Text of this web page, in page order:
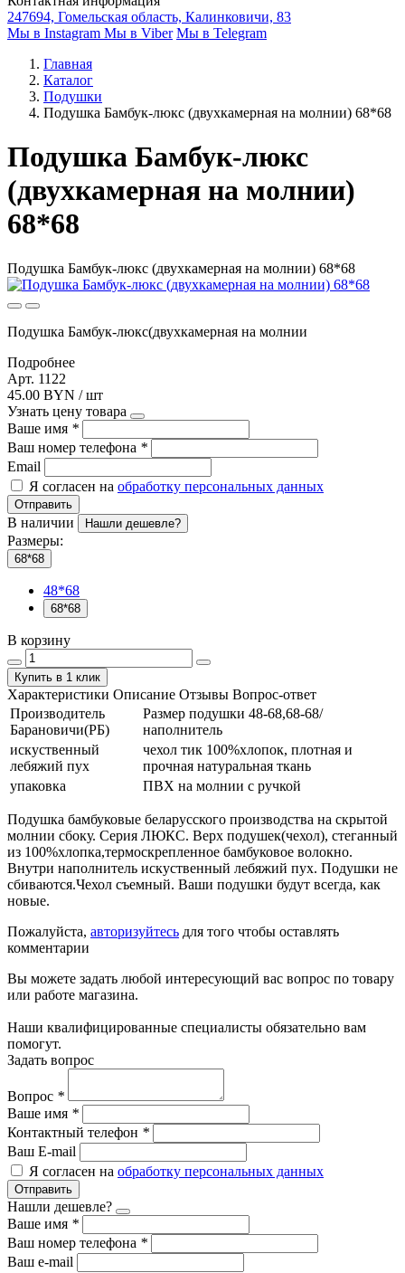
247694, Гомельская область, Калинковичи, 83
Мы в Instagram Мы в Viber Мы в Telegram
Главная
Каталог
Подушки
Подушка Бамбук-люкс (двухкамерная на молнии) 68*68
Подушка Бамбук-люкс
(двухкамерная на молнии)
68*68
Подушка Бамбук-люкс (двухкамерная на молнии) 68*68
Подушка Бамбук-люкс(двухкамерная на молнии
Подробнее
Арт. 1122
45.00 BYN / шт
Узнать цену товара
Ваше имя *
Ваш номер телефона *
Email
Я согласен на обработку персональных данных
Отправить
В наличии Нашли дешевле?
Размеры:
68*68
48*68
68*68
В корзину
Купить в 1 клик
Характеристики Описание Отзывы Вопрос-ответ
Производитель
Барановичи(РБ)
Размер подушки 48-68,68-68/
наполнитель
искуственный
лебяжий пух
чехол тик 100%хлопок, плотная и
прочная натуральная ткань
упаковка
ПВХ на молнии с ручкой
Подушка бамбуковые беларусского производства на скрытой
молнии сбоку. Серия ЛЮКС. Верх подушек(чехол), стеганный
из 100%хлопка,термоскрепленное бамбуковое волокно.
Внутри наполнитель искуственный лебяжий пух. Подушки не
сбиваются.Чехол съемный. Ваши подушки будут всегда, как
новые.
Пожалуйста, авторизуйтесь для того чтобы оставлять
комментарии
Вы можете задать любой интересующий вас вопрос по товару
или работе магазина.
Наши квалифицированные специалисты обязательно вам
помогут.
Задать вопрос
Вопрос *
Ваше имя *
Контактный телефон *
Ваш E-mail
Я согласен на обработку персональных данных
Отправить
Нашли дешевле?
Ваше имя *
Ваш номер телефона *
Ваш e-mail